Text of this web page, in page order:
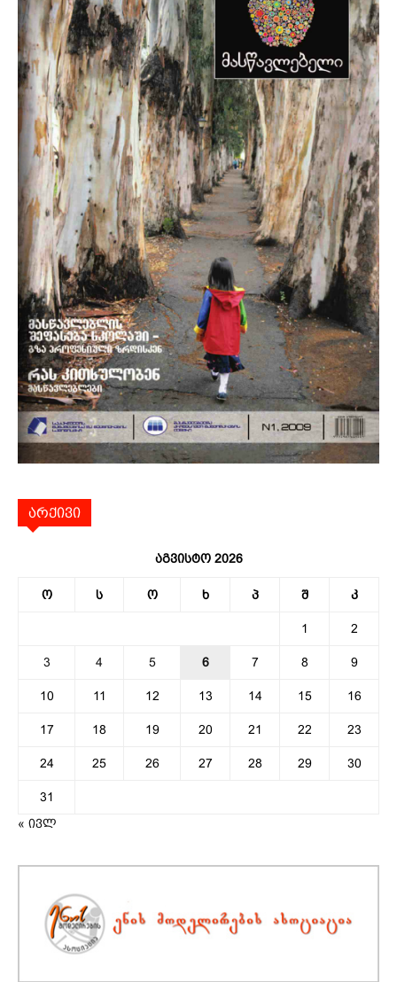
არქივი
აგვისტო 2026
ო ს ო ხ პ შ კ
1 2
3 4 5 6 7 8 9
10 11 12 13 14 15 16
17 18 19 20 21 22 23
24 25 26 27 28 29 30
31
« ივლ